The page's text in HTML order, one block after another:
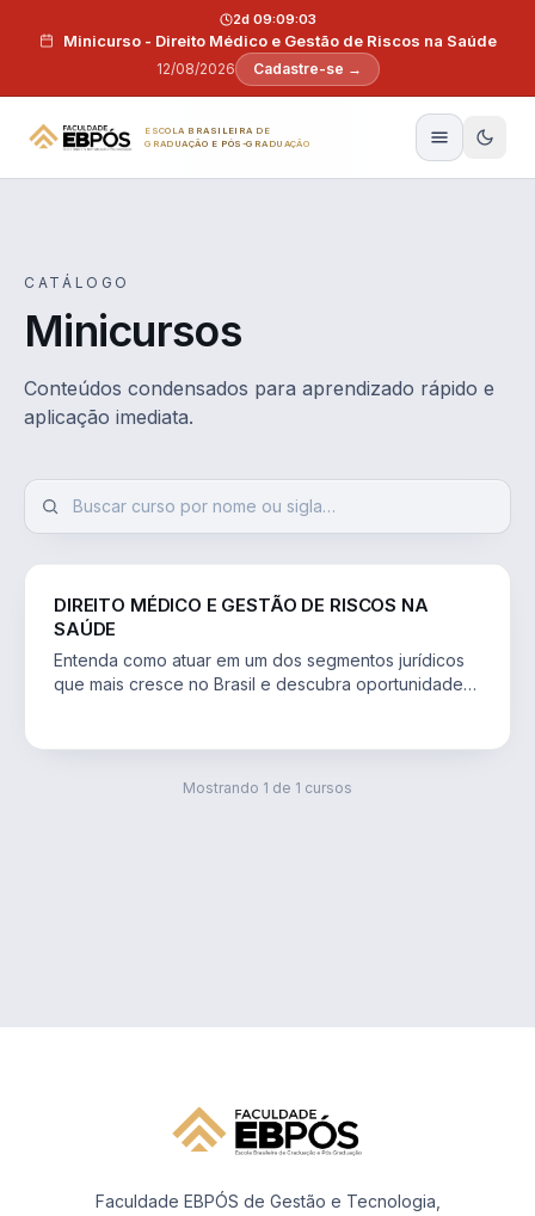
Minicurso - Direito Médico e Gestão de Riscos na Saúde
12/08/2026
2d 09:09:02
Cadastre-se →
ESCOLA BRASILEIRA DE
GRADUAÇÃO E PÓS-GRADUAÇÃO
CATÁLOGO
Minicursos
Conteúdos condensados para aprendizado rápido e
aplicação imediata.
DIREITO MÉDICO E GESTÃO DE RISCOS NA
SAÚDE
Entenda como atuar em um dos segmentos jurídicos
que mais cresce no Brasil e descubra oportunidades
Mostrando 1 de 1 cursos
Faculdade EBPÓS de Gestão e Tecnologia,